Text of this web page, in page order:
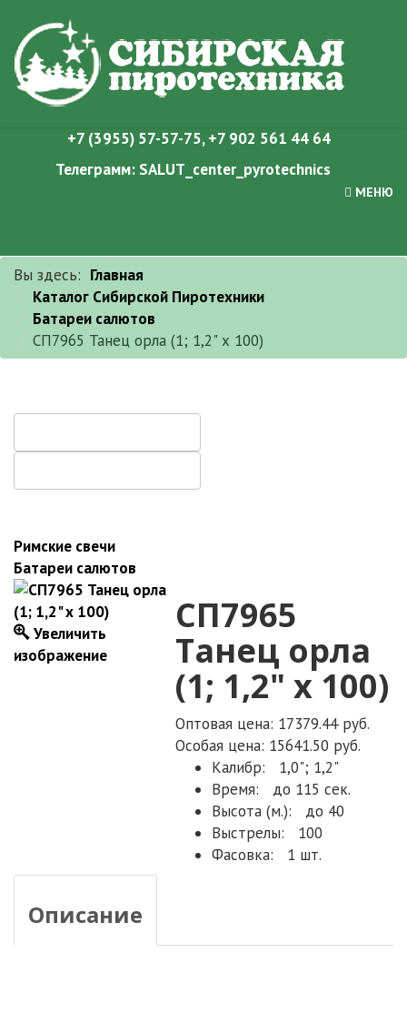
МЕНЮ
+7 (3955) 57-57-75,+7 902 561 44 64
Телеграмм: SALUT_center_pyrotechnics
Вы здесь: Главная
Каталог Сибирской Пиротехники
Батареи салютов
СП7965 Танец орла (1; 1,2" х 100)
Римские свечи
Батареи салютов
Увеличить
изображение
СП7965
Танец орла
(1; 1,2" х 100)
Оптовая цена: 17379.44 руб.
Особая цена: 15641.50 руб.
Калибр:
1,0"; 1,2"
Время:
до 115 сек.
Высота (м.):
до 40
Выстрелы:
100
Фасовка:
1 шт.
Описание